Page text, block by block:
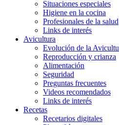
Situaciones especiales
Higiene en la cocina
Profesionales de la salud
Links de interés
Avicultura
Evolución de la
Reproducción y crianza
Alimentación
Seguridad
Preguntas frecuentes
Videos recomendados
Links de interés
Recetas
Recetarios digitales